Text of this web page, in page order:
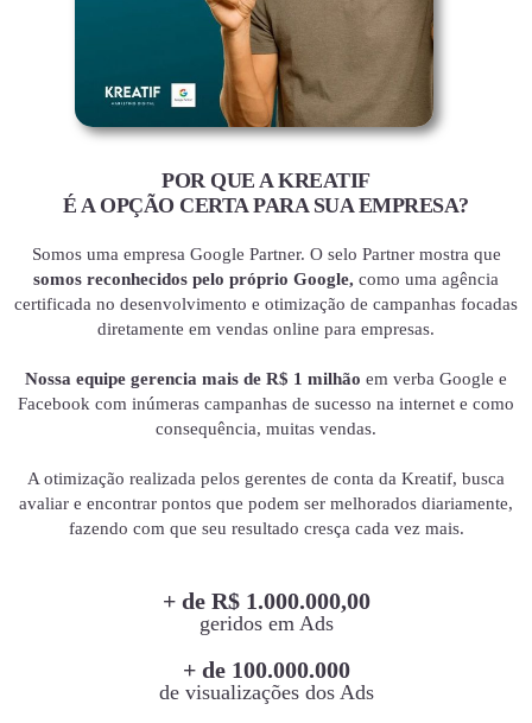
POR QUE A KREATIF
É A OPÇÃO CERTA PARA SUA EMPRESA?
Somos uma empresa Google Partner. O selo Partner mostra que
somos reconhecidos pelo próprio Google, como uma agência
certificada no desenvolvimento e otimização de campanhas focadas
diretamente em vendas online para empresas.
Nossa equipe gerencia mais de R$ 1 milhão em verba Google e
Facebook com inúmeras campanhas de sucesso na internet e como
consequência, muitas vendas.
A otimização realizada pelos gerentes de conta da Kreatif, busca
avaliar e encontrar pontos que podem ser melhorados diariamente,
fazendo com que seu resultado cresça cada vez mais.
+ de R$ 1.000.000,00
geridos em Ads
+ de 100.000.000
de visualizações dos Ads